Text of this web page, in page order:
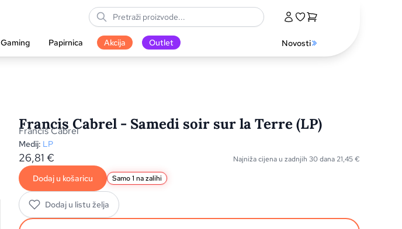
Gaming Papirnica Akcija Outlet Novosti
Francis Cabrel - Samedi soir sur la Terre (LP)
Francis Cabrel
Medij: LP
26,81 € Najniža cijena u zadnjih 30 dana 21,45€
Dodaj u košaricu Samo 1 na zalihi
Dodaj u listu želja